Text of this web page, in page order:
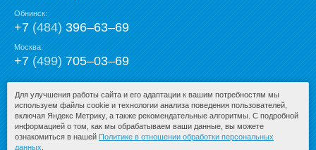
Обнинск:
+7(484)396‒63‒69
Москва:
+7(499)705‒03‒69
E-mail:
mail@san-premium.ru
Для улучшения работы сайта и его адаптации к вашим потребностям мы
используем файлы cookie и технологии анализа поведения пользователей,
включая Яндекс Метрику, а также рекомендательные алгоритмы. С подробной
информацией о том, как мы обрабатываем ваши данные, вы можете
ознакомиться в нашей Политике в отношении обработки персональных
данных